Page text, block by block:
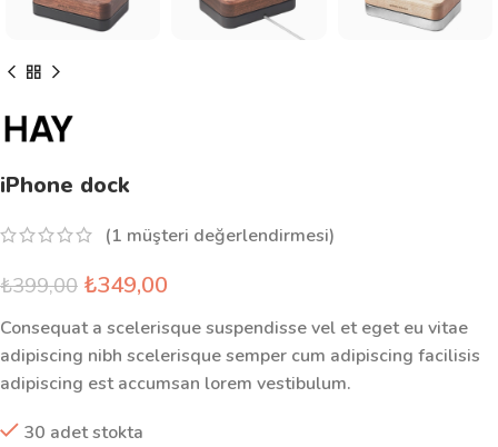
iPhone dock
(1 müşteri değerlendirmesi)
₺399,00 ₺349,00
Consequat a scelerisque suspendisse vel et eget eu vitae
adipiscing nibh scelerisque semper cum adipiscing facilisis
adipiscing est accumsan lorem vestibulum.
30 adet stokta